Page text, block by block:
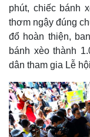
phút, chiếc bánh
thơm ngậy đúng
đổ hoàn thiện,
bánh xèo thành
dân tham gia Lễ